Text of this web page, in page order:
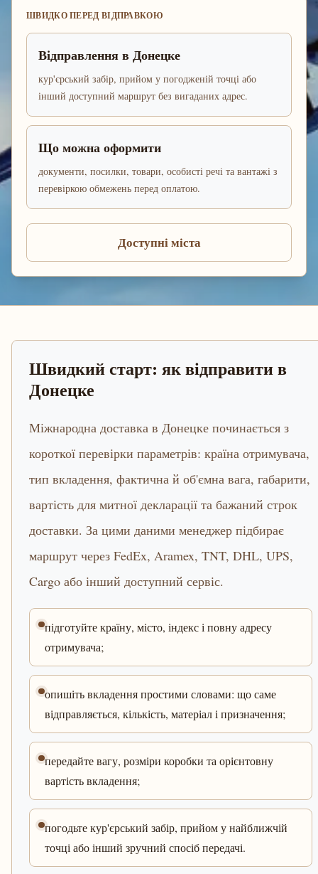
ШВИДКО ПЕРЕД ВІДПРАВКОЮ
Відправлення в Донецке
кур'єрський забір, прийом у погодженій точці або
інший доступний маршрут без вигаданих адрес.
Що можна оформити
документи, посилки, товари, особисті речі та вантажі з
перевіркою обмежень перед оплатою.
Доступні міста
Швидкий старт: як відправити в
Донецке
Міжнародна доставка в Донецке починається з
короткої перевірки параметрів: країна отримувача,
тип вкладення, фактична й об'ємна вага, габарити,
вартість для митної декларації та бажаний строк
доставки. За цими даними менеджер підбирає
маршрут через FedEx, Aramex, TNT, DHL, UPS,
Cargo або інший доступний сервіс.
підготуйте країну, місто, індекс і повну адресу
отримувача;
опишіть вкладення простими словами: що саме
відправляється, кількість, матеріал і призначення;
передайте вагу, розміри коробки та орієнтовну
вартість вкладення;
погодьте кур'єрський забір, прийом у найближчій
точці або інший зручний спосіб передачі.